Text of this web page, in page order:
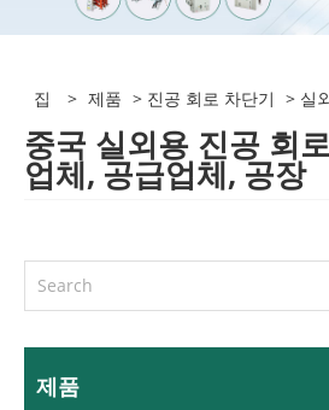
집 > 제품 > 진공 회로 차단기 > 실
중국 실외용 진공 회
업체, 공급업체, 공장
제품